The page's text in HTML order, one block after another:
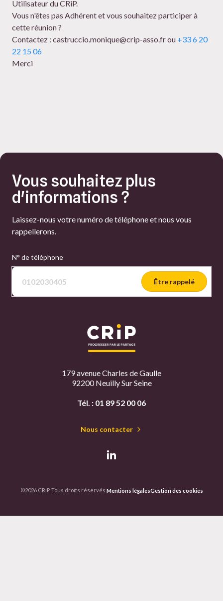
Utilisateur du CRiP.
Vous n'êtes pas Adhérent et vous souhaitez participer à
cette réunion ?
Contactez : castruccio.monique@crip-asso.fr ou +33 6 20
22 15 06
Merci
Vous souhaitez plus
d'informations ?
Laissez-nous votre numéro de téléphone et nous vous
rappellerons.
N° de téléphone
Être rappelé
179 avenue Charles de Gaulle
92200 Neuilly Sur Seine
Tél. : 01 89 52 00 06
Nous contacter
©2026 CRiP. Tous droits réservés.Mentions légalesGestion des cookies